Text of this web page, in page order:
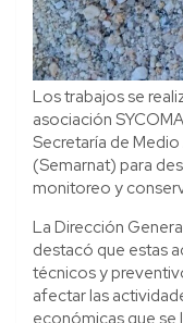
Los trabajos se
asociación
Secretaría de
(Semarnat) para
monitoreo y
La Dirección
destacó que estas
técnicos y
afectar las
económicas que se